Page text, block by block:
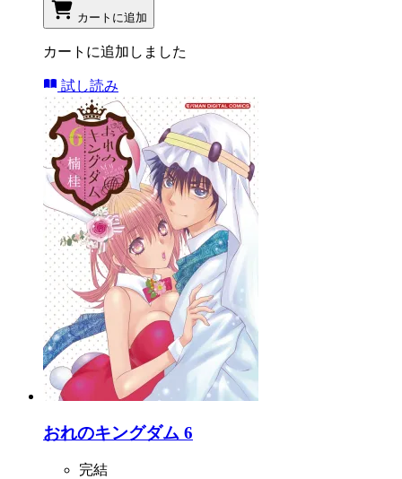
カートに追加
カートに追加しました
試し読み
おれのキングダム 6
完結